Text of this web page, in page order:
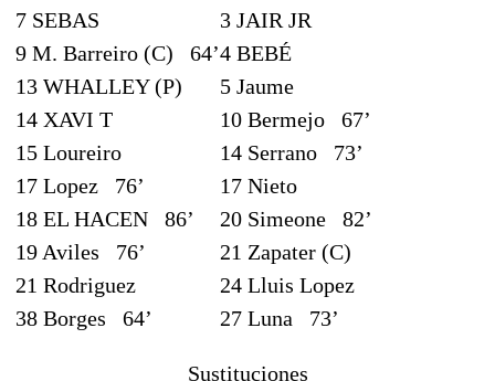
7 SEBAS
3 JAIR JR
9 M. Barreiro (C)
64’4 BEBÉ
13 WHALLEY (P)
5 Jaume
14 XAVI T
10 Bermejo
67’
15 Loureiro
14 Serrano
73’
17 Lopez
76’
17 Nieto
18 EL HACEN
86’ 20 Simeone
82’
19 Aviles
76’
21 Zapater (C)
21 Rodriguez
24 Lluis Lopez
38 Borges
64’ 27 Luna 73’
Sustituciones